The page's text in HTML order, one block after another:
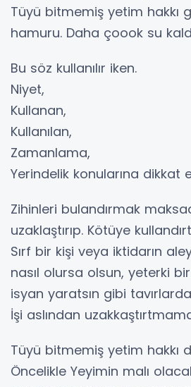
Tüyü bitmemiş yetim hakkı
hamuru. Daha çoook su
Bu söz kullanılır iken.
Niyet,
Kullanan,
Kullanılan,
Zamanlama,
Yerindelik konularına dikkat
Zihinleri bulandırmak
uzaklaştırıp. Kötüye
Sırf bir kişi veya iktidarın
nasıl olursa olsun, yeterki
isyan yaratsın gibi
İşi aslından
Tüyü bitmemiş yetim hakkı
Öncelikle Yeyimin malı